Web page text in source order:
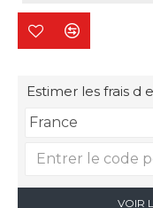
Estimer les frais d
VOIR